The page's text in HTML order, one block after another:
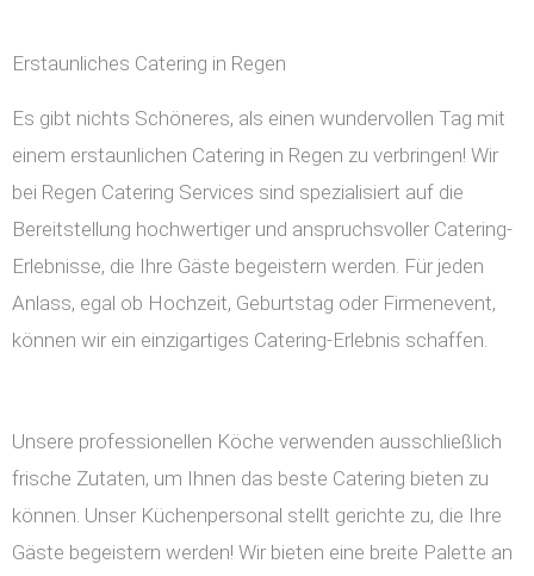
Erstaunliches Catering in Regen
Es gibt nichts Schöneres, als einen wundervollen Tag mit
einem erstaunlichen Catering in Regen zu verbringen! Wir
bei Regen Catering Services sind spezialisiert auf die
Bereitstellung hochwertiger und anspruchsvoller Catering-
Erlebnisse, die Ihre Gäste begeistern werden. Für jeden
Anlass, egal ob Hochzeit, Geburtstag oder Firmenevent,
können wir ein einzigartiges Catering-Erlebnis schaffen.
Unsere professionellen Köche verwenden ausschließlich
frische Zutaten, um Ihnen das beste Catering bieten zu
können. Unser Küchenpersonal stellt gerichte zu, die Ihre
Gäste begeistern werden! Wir bieten eine breite Palette an